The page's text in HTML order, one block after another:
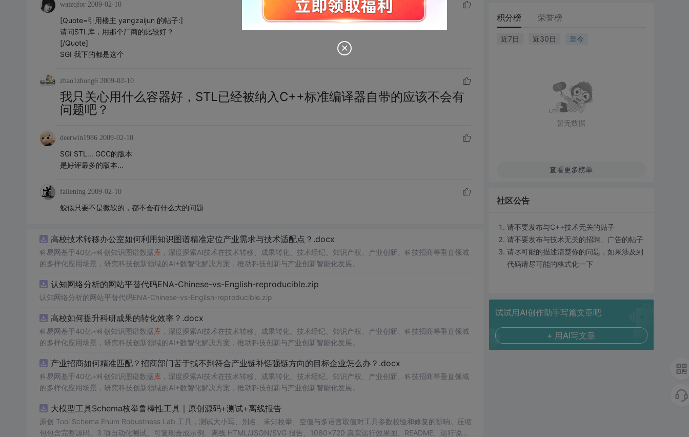
waizqfor 2009-02-10
[Quote=引用楼主 yangzaijun 的帖子:]
请问STL库，用那个厂商的比较好？
[/Quote]
SGI 我下的都是这个
zhao1zhong6 2009-02-10
我只关心用什么容器好，STL已经被纳入C++标准编译器自带的应该不会有
问题吧？
deerwin1986 2009-02-10
SGI STL... GCC的版本
是好评最多的版本...
fallening 2009-02-10
貌似只要不是微软的，都不会有什么大的问题
高校技术转移办公室如何利用知识图谱精准定位产业需求与技术适配点？.docx
科易网基于40亿+科创知识图谱数据库，深度探索AI技术在技术转移、成果转化、技术经纪、知识产权、产业创新、科技招商等垂直领域
的多样化应用场景，研究科技创新领域的AI+数智化解决方案，推动科技创新与产业创新智能化发展。
认知网络分析的网站平替代码ENA-Chinese-vs-English-reproducible.zip
认知网络分析的网站平替代码ENA-Chinese-vs-English-reproducible.zip
高校如何提升科研成果的转化效率？.docx
科易网基于40亿+科创知识图谱数据库，深度探索AI技术在技术转移、成果转化、技术经纪、知识产权、产业创新、科技招商等垂直领域
的多样化应用场景，研究科技创新领域的AI+数智化解决方案，推动科技创新与产业创新智能化发展。
产业招商如何精准匹配？招商部门苦于找不到符合产业链补链强链方向的目标企业怎么办？.docx
科易网基于40亿+科创知识图谱数据库，深度探索AI技术在技术转移、成果转化、技术经纪、知识产权、产业创新、科技招商等垂直领域
的多样化应用场景，研究科技创新领域的AI+数智化解决方案，推动科技创新与产业创新智能化发展。
大模型工具Schema枚举鲁棒性工具｜原创源码+测试+离线报告
原创 Tool Schema Enum Robustness Lab 工具，测试大小写、别名、未知枚举、空值与多语言取值对工具参数校验和修复的影响。压缩
包包含完整源码、3 项自动化测试、可复现合成示例、离线 HTML/JSON/SVG 报告、1080×720 真实运行效果图、README、运行说
积分榜 荣誉榜
近7日 近30日 至今
暂无数据
查看更多榜单
社区公告
请不要发布与C++技术无关的贴子
请不要发布与技术无关的招聘、广告的帖子
请尽可能的描述清楚你的问题，如果涉及到
代码请尽可能的格式化一下
试试用AI创作助手写篇文章吧
+ 用AI写文章